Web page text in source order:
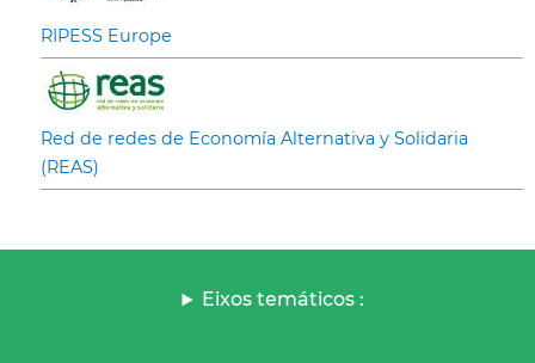
RIPESS Europe
Red de redes de Economía Alternativa y Solidaria
(REAS)
Eixos temáticos :